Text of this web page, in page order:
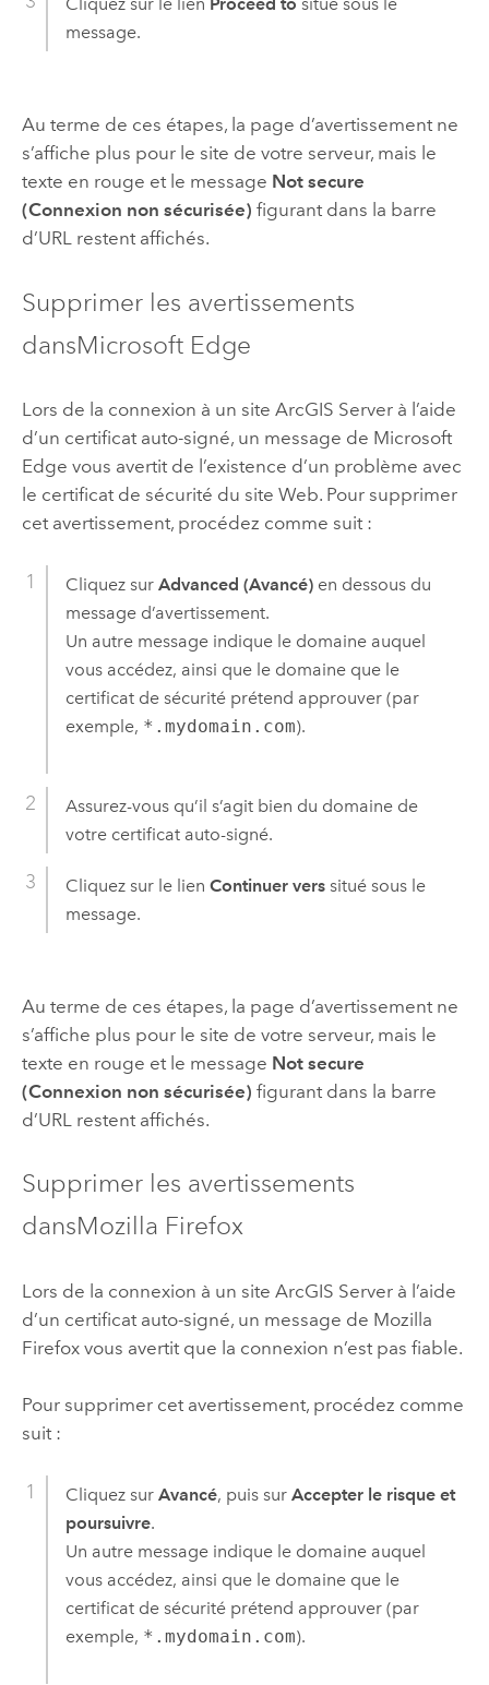
message.
Au terme de ces étapes, la page d’avertissement ne
s’affiche plus pour le site de votre serveur, mais le
texte en rouge et le message Not secure
(Connexion non sécurisée) figurant dans la barre
d’URL restent affichés.
Supprimer les avertissements
dansMicrosoft Edge
Lors de la connexion à un site ArcGIS Serverà l’aide
d’un certificat auto-signé, un message de Microsoft
Edge vous avertit de l’existence d’un problème avec
le certificat de sécurité du site Web. Pour supprimer
cet avertissement, procédez comme suit :
Cliquez sur Advanced (Avancé)en dessous du
message d’avertissement.
Un autre message indique le domaine auquel
vous accédez, ainsi que le domaine que le
certificat de sécurité prétend approuver (par
exemple, *.mydomain.com).
Assurez-vous qu’il s’agit bien du domaine de
votre certificat auto-signé.
Cliquez sur le lien Continuer verssitué sous le
message.
Au terme de ces étapes, la page d’avertissement ne
s’affiche plus pour le site de votre serveur, mais le
texte en rouge et le message Not secure
(Connexion non sécurisée) figurant dans la barre
d’URL restent affichés.
Supprimer les avertissements
dansMozilla Firefox
Lors de la connexion à un site ArcGIS Serverà l’aide
d’un certificat auto-signé, un message de Mozilla
Firefoxvous avertit que la connexion n’est pas fiable.
Pour supprimer cet avertissement, procédez comme
suit :
Cliquez sur Avancé, puis sur Accepter le risque et
poursuivre.
Un autre message indique le domaine auquel
vous accédez, ainsi que le domaine que le
certificat de sécurité prétend approuver (par
exemple, *.mydomain.com).